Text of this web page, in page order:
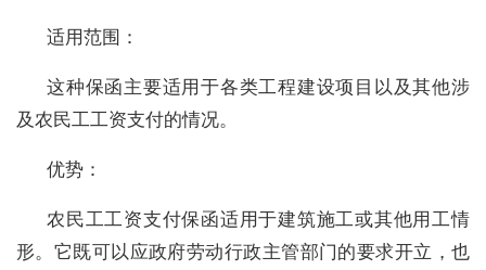
适用范围：
这种保函主要适用于各类工程建设项目以及其他涉
及农民工工资支付的情况。
优势：
农民工工资支付保函适用于建筑施工或其他用工情
形。它既可以应政府劳动行政主管部门的要求开立，也